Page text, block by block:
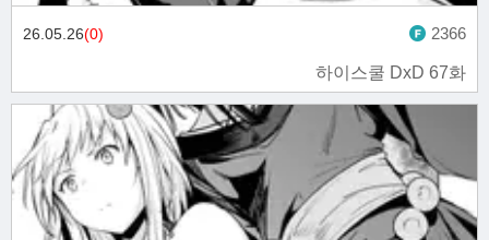
하이스쿨 DxD 67화
26.05.26(0) 2366